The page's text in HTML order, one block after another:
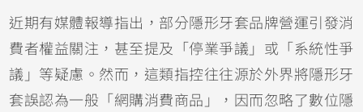
近期有媒體報導指出，部分隱形牙套品牌營運引發消
費者權益關注，甚至提及「停業爭議」或「系統性爭
議」等疑慮。然而，這類指控往往源於外界將隱形牙
套誤認為一般「網購消費商品」，因而忽略了數位隱